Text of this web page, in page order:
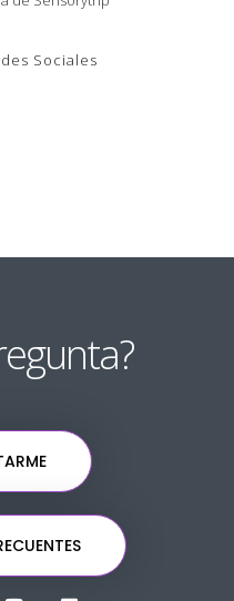
Sociales